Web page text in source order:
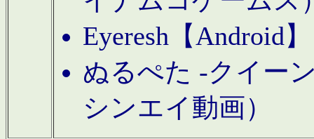
Eyeresh【Android
ぬるぺた -クイー
シンエイ動画）